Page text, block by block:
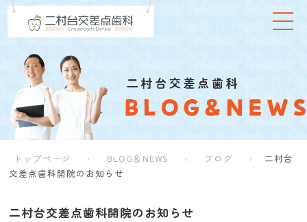
トップページ BLOG＆NEWS ブログ
二村台
交差点歯科開院のお知らせ
二村台交差点歯科開院のお知らせ